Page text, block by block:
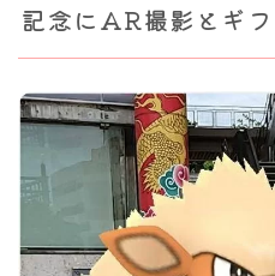
記念にAR撮影とギ